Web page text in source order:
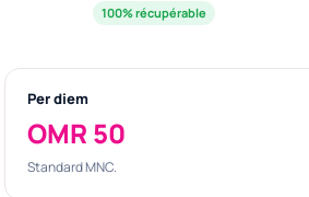
100% récupérable
Per diem
OMR 50
Standard MNC.